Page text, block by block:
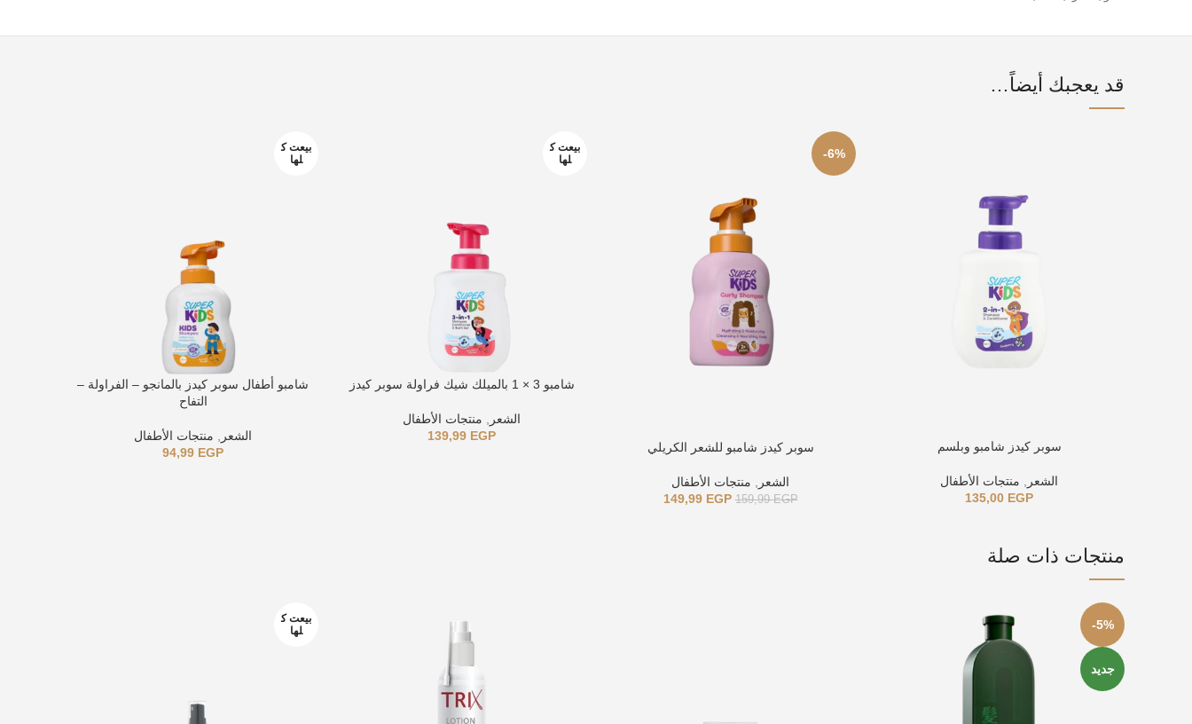
قد يعجبك أيضاً…
سوبر كيدز شامبو وبلسم
الشعر , منتجات الأطفال
135,00 EGP
-6%
سوبر كيدز شامبو للشعر الكريلي
الشعر منتجات الأطفال
159,99EGP
149,99 EGP
بيعت ك
لها
شامبو 3 × 1 بالميلك شيك فراولة سوبر كيدز
الشعر
منتجات الأطفال
139,99 EGP
بيعت ك
لها
شامبو أطفال سوبر كيدز بالمانجو – الفراولة –
التفاح
الشعر
منتجات الأطفال
94,99 EGP
منتجات ذات صلة
-5%
جديد
بيعت ك
لها